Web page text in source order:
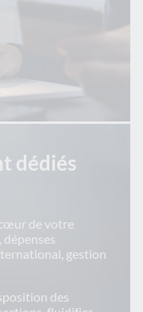
dédiés
de votre
gestion
des